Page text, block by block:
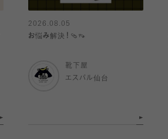
2026.08.05
お悩み解決！🩴👡
靴下屋
エスパル仙台